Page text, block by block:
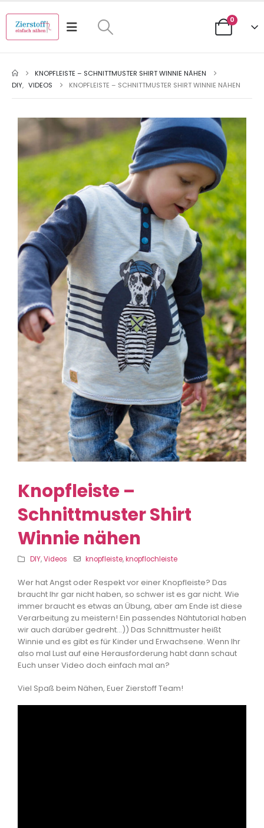
0
KNOPFLEISTE – SCHNITTMUSTER SHIRT WINNIE NÄHEN
DIY, VIDEOS KNOPFLEISTE – SCHNITTMUSTER SHIRT WINNIE NÄHEN
Knopfleiste –
Schnittmuster Shirt
Winnie nähen
DIY,Videos knopfleiste,knopflochleiste
Wer hat Angst oder Respekt vor einer Knopfleiste? Das
braucht Ihr gar nicht haben, so schwer ist es gar nicht. Wie
immer braucht es etwas an Übung, aber am Ende ist diese
Verarbeitung zu meistern! Ein passendes Nähtutorial haben
wir auch darüber gedreht…)) Das Schnittmuster heißt
Winnie und es gibt es für Kinder und Erwachsene. Wenn Ihr
also mal Lust auf eine Herausforderung habt dann schaut
Euch unser Video doch einfach mal an?
Viel Spaß beim Nähen, Euer Zierstoff Team!